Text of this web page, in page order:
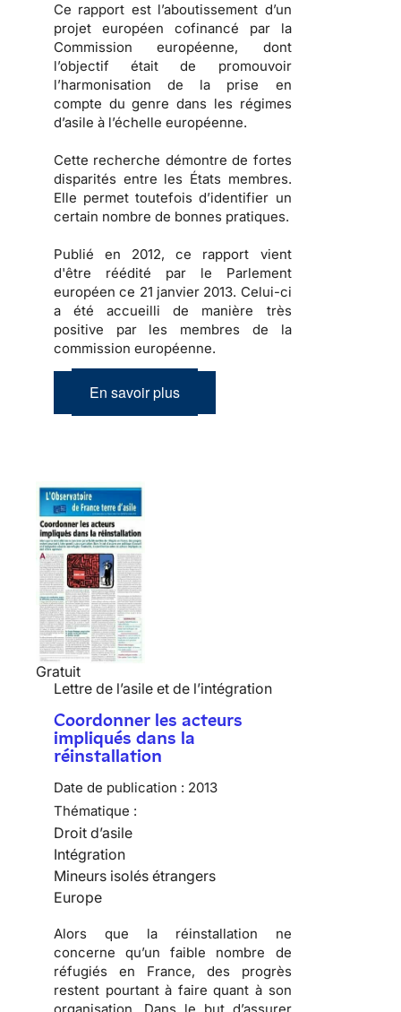
Ce rapport est l’aboutissement d’un
projet européen cofinancé par la
Commission européenne, dont
l’objectif était de promouvoir
l’harmonisation de la prise en
compte du genre dans les régimes
d’asile à l’échelle européenne.
Cette recherche démontre de fortes
disparités entre les États membres.
Elle permet toutefois d’identifier un
certain nombre de bonnes pratiques.
Publié en 2012, ce rapport vient
d'être réédité par le Parlement
européen ce 21 janvier 2013. Celui-ci
a été accueilli de manière très
positive par les membres de la
commission européenne.
En savoir plus
Gratuit
Lettre de l’asile et de l’intégration
Coordonner les acteurs
impliqués dans la
réinstallation
Date de publication : 2013
Thématique :
Droit d’asile
Intégration
Mineurs isolés étrangers
Europe
Alors que la réinstallation ne
concerne qu’un faible nombre de
réfugiés en France, des progrès
restent pourtant à faire quant à son
organisation. Dans le but d’assurer